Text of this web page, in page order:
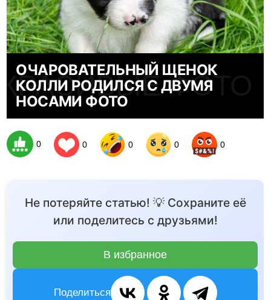
КРАСИВЫЕ ФОТО
ОЧАРОВАТЕЛЬНЫЙ ЩЕНОК
КОЛЛИ РОДИЛСЯ С ДВУМЯ
НОСАМИ ФОТО
0 0 0 0 0
Не потеряйте статью! 💡 Сохраните её
или поделитесь с друзьями!
В избранное
Поделиться